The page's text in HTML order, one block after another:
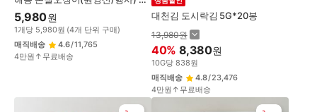
5,980원
1개당 5,980원 (4개 단위 구매)
매직배송
4.6/11,765
4만원↑무료배송
대천김 도시락김 5G*20봉
13,980원
40% 8,380원
10G당 838원
매직배송
4.8/23,476
4만원↑무료배송